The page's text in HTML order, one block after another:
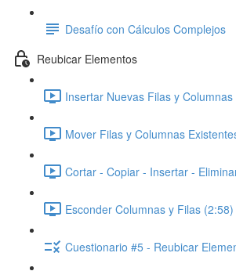
Desafío con Cálculos Complejos
Reubicar Elementos
Insertar Nuevas Filas y
Mover Filas y Columnas
Cortar - Copiar - Insertar -
Esconder Columnas y Filas (2:58)
Cuestionario #5 - Reubicar